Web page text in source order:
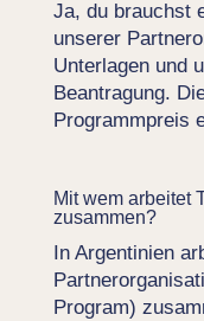
Ja, du brauchst
unserer
Unterlagen und
Beantragung.
Programmpreis
Mit wem arbeitet
zusammen?
In Argentinien
Program)